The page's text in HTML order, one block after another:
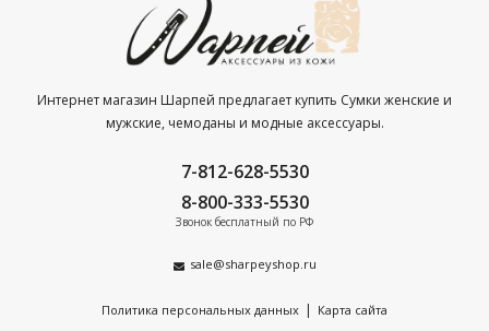
Интернет магазин Шарпей предлагает купить Сумки женские и
мужские, чемоданы и модные аксессуары.
7-812-628-5530
8-800-333-5530
Звонок бесплатный по РФ
sale@sharpeyshop.ru
Политика персональных данных | Карта сайта